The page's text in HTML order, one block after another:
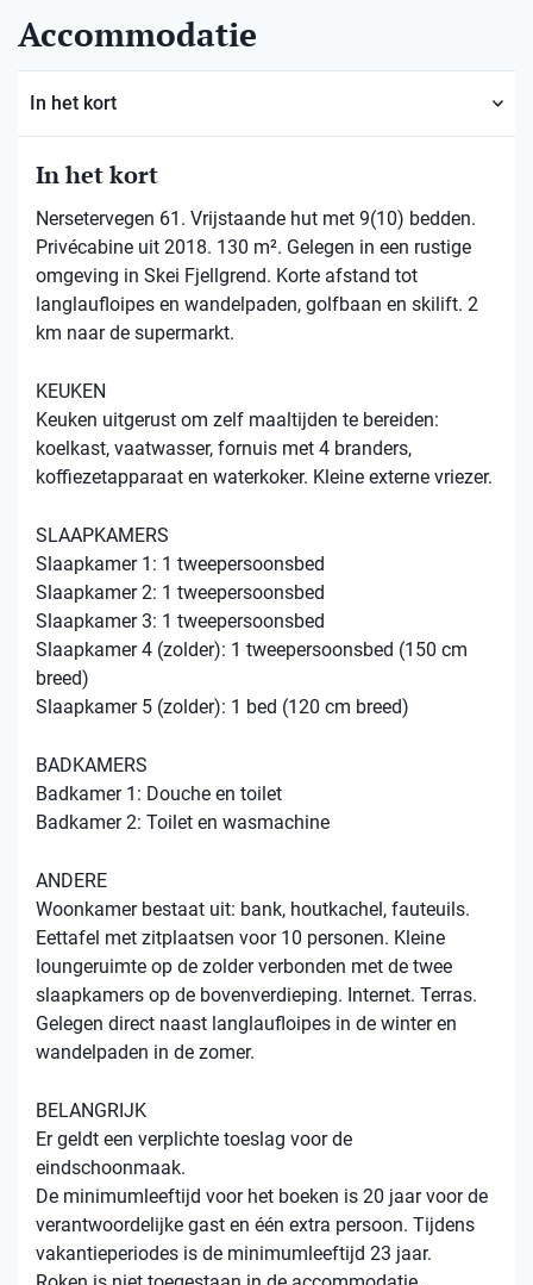
Accommodatie
In het kort
In het kort
Nersetervegen 61. Vrijstaande hut met 9(10) bedden.
Privécabine uit 2018. 130 m². Gelegen in een rustige
omgeving in Skei Fjellgrend. Korte afstand tot
langlaufloipes en wandelpaden, golfbaan en skilift. 2
km naar de supermarkt.
KEUKEN
Keuken uitgerust om zelf maaltijden te bereiden:
koelkast, vaatwasser, fornuis met 4 branders,
koffiezetapparaat en waterkoker. Kleine externe vriezer.
SLAAPKAMERS
Slaapkamer 1: 1 tweepersoonsbed
Slaapkamer 2: 1 tweepersoonsbed
Slaapkamer 3: 1 tweepersoonsbed
Slaapkamer 4 (zolder): 1 tweepersoonsbed (150 cm
breed)
Slaapkamer 5 (zolder): 1 bed (120 cm breed)
BADKAMERS
Badkamer 1: Douche en toilet
Badkamer 2: Toilet en wasmachine
ANDERE
Woonkamer bestaat uit: bank, houtkachel, fauteuils.
Eettafel met zitplaatsen voor 10 personen. Kleine
loungeruimte op de zolder verbonden met de twee
slaapkamers op de bovenverdieping. Internet. Terras.
Gelegen direct naast langlaufloipes in de winter en
wandelpaden in de zomer.
BELANGRIJK
Er geldt een verplichte toeslag voor de
eindschoonmaak.
De minimumleeftijd voor het boeken is 20 jaar voor de
verantwoordelijke gast en één extra persoon. Tijdens
vakantieperiodes is de minimumleeftijd 23 jaar.